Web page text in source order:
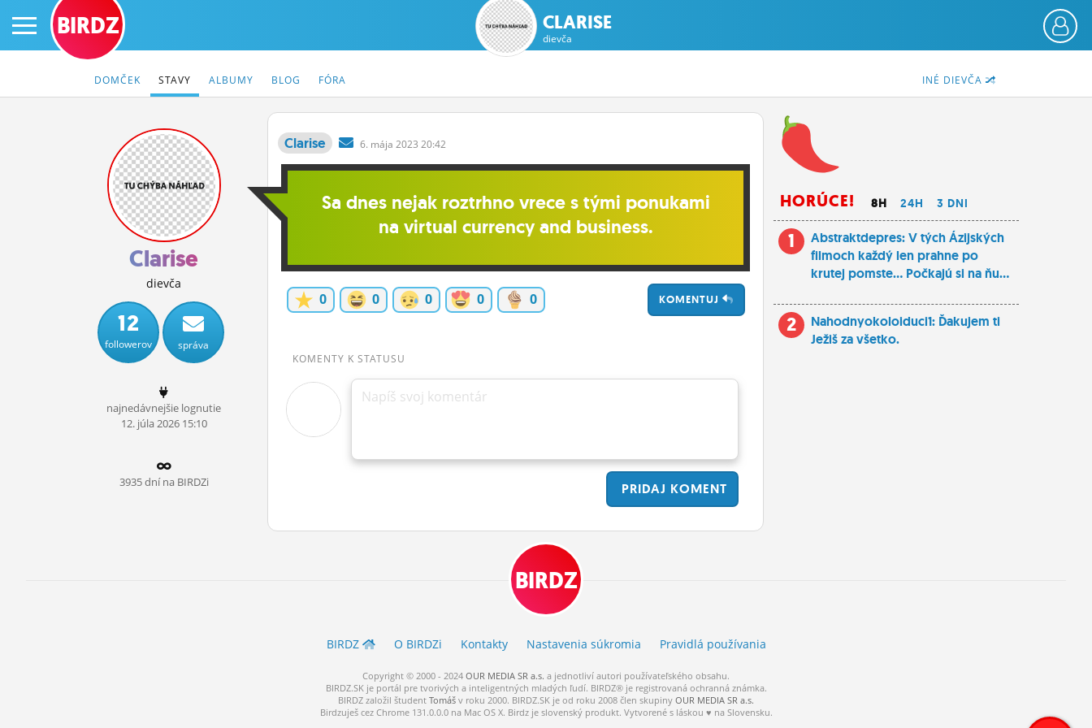
PRIHLÁS SA
ČINŽIAK
BLOGY
OBRÁZKY
MÔJ PROFIL
ROLETA
BIRDZ CLARISE
dievča
INÉ DIEVČA
DOMČEK STAVY ALBUMY BLOG FÓRA
Clarise
dievča
12
followerov správa
najnedávnejšie lognutie
12. júla2026 15:10
3935 dní na BIRDZi
Clarise 6. mája 2023 20:42
Sa dnes nejak roztrhno vrece s tými ponukami
na virtual currency and business.
0 0 0 0 0 KOMENTUJ
KOMENTY K STATUSU
Napíš svoj komentár
PRIDAJ KOMENT
HORÚCE! 8H 24H 3 DNI
1
Abstraktdepres: V tých Ázijských
filmoch každý len prahne po
krutej pomste... Počkajú si na ňu...
2
Nahodnyokoloiduci1: Ďakujem ti
Ježiš za všetko.
BIRDZ
BIRDZ O BIRDZi Kontakty Nastavenia súkromia Pravidlá používania
Copyright © 2000 - 2024 OUR MEDIA SR a.s. a jednotliví autori používateľského obsahu.
BIRDZ.SK je portál pre tvorivých a inteligentných mladých ľudí. BIRDZ® je registrovaná ochranná známka.
BIRDZ založil študent Tomáš v roku 2000. BIRDZ.SK je od roku 2008 člen skupiny OUR MEDIA SR a.s.
Birdzuješ cez Chrome 131.0.0.0 na Mac OS X. Birdz je slovenský produkt. Vytvorené s láskou ♥ na Slovensku.